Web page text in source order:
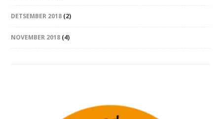
DETSEMBER 2018 (2)
NOVEMBER 2018 (4)